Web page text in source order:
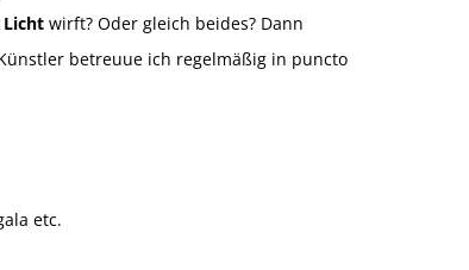
Licht wirft? Oder gleich beides? Dann
betreuue ich regelmäßig in puncto
etc.